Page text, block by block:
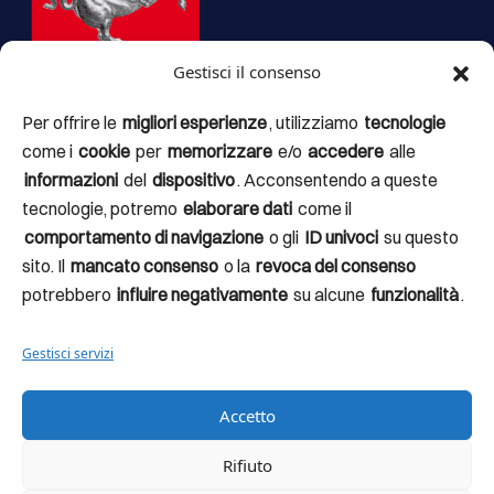
Gestisci il consenso
Per offrire le migliori esperienze, utilizziamo tecnologie
come i cookie per memorizzare e/o accedere alle
informazioni del dispositivo. Acconsentendo a queste
tecnologie, potremo elaborare dati come il
comportamento di navigazione o gli ID univoci su questo
sito. Il mancato consenso o la revoca del consenso
potrebbero influire negativamente su alcune funzionalità.
Gestisci servizi
Accetto
Rifiuto
argentarioturismo.it, il Brand Argentario, il Fumetto
Presidios, i totem interattivi, il progetto delle strutture accessorie
alla fruizione e valorizzazione dei percorsi tematici esistenti nel
territorio
fanno parte di un articolato progetto di valorizzazione
millennio
, finanziato dalla Regione Toscana con il fondo per la